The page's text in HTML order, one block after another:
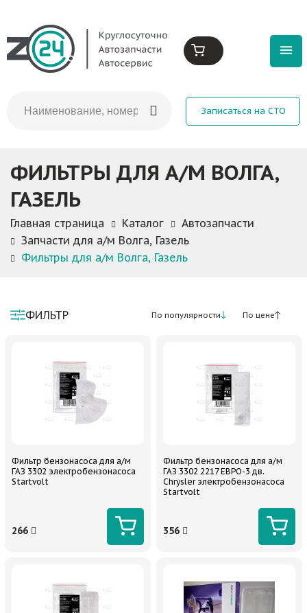
Записаться на СТО
ФИЛЬТРЫ ДЛЯ А/М ВОЛГА,
ГАЗЕЛЬ
Главная страница Каталог
Автозапчасти
Запчасти для а/м Волга, Газель
Фильтры для а/м Волга, Газель
ФИЛЬТР По популярности По цене
Фильтр бензонасоса для а/м
ГАЗ 3302 электробензонасоса
Startvolt
266
Фильтр бензонасоса для а/м
ГАЗ 3302 2217 ЕВРО-3 дв.
Chrysler электробензонасоса
Startvolt
356